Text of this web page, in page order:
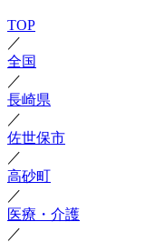
TOP
／
全国
／
長崎県
／
佐世保市
／
高砂町
／
医療・介護
／